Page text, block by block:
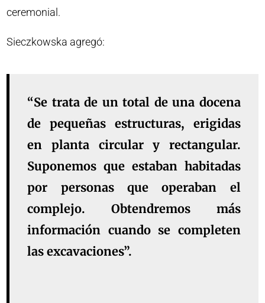
ceremonial.
Sieczkowska agregó:
“Se trata de un total de una docena
de pequeñas estructuras, erigidas
en planta circular y rectangular.
Suponemos que estaban habitadas
por personas que operaban el
complejo. Obtendremos más
información cuando se completen
las excavaciones”.